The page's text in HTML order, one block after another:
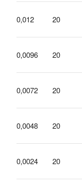
0,012 20
0,0096 20
0,0072 20
0,0048 20
0,0024 20